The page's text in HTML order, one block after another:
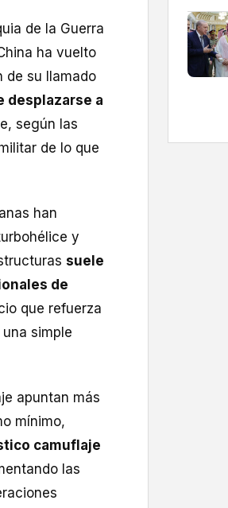
de la Guerra
ha vuelto
de su llamado
desplazarse a
según las
de lo que
han
y
suele
de
que refuerza
simple
apuntan más
mínimo,
camuflaje
las